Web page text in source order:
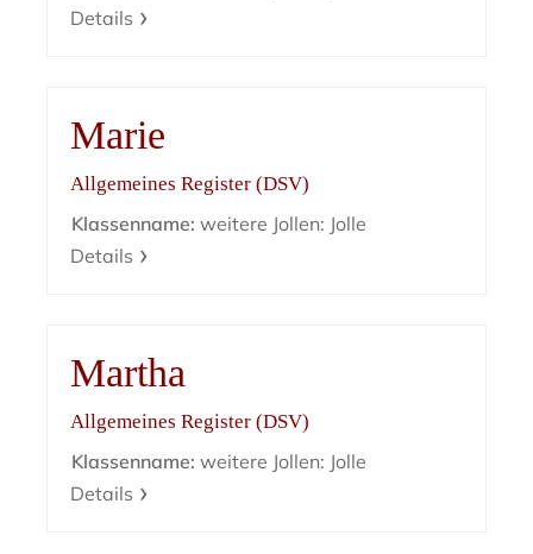
Details
Marie
Allgemeines Register (DSV)
Klassenname: weitere Jollen: Jolle
Details
Martha
Allgemeines Register (DSV)
Klassenname: weitere Jollen: Jolle
Details